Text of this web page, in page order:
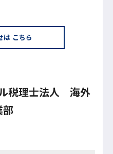
は こちら
税理士法人
海外
部